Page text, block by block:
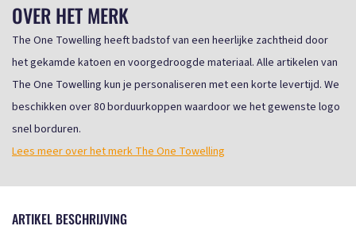
OVER HET MERK
The One Towelling heeft badstof van een heerlijke zachtheid door
het gekamde katoen en voorgedroogde materiaal. Alle artikelen van
The One Towelling kun je personaliseren met een korte levertijd. We
beschikken over 80 borduurkoppen waardoor we het gewenste logo
snel borduren.
Lees meer over het merk The One Towelling
ARTIKEL BESCHRIJVING